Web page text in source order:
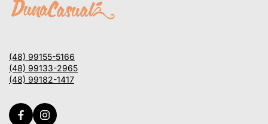
(48) 99155-5166
(48) 99133-2965
(48) 99182-1417